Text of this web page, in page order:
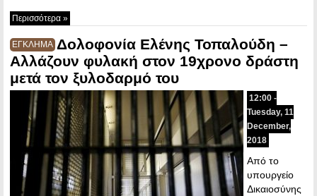
Περισσότερα »
ΕΓΚΛΗΜΑ Δολοφονία Ελένης Τοπαλούδη –
Αλλάζουν φυλακή στον 19χρονο δράστη
μετά τον ξυλοδαρμό του
12:00 -
Tuesday, 11
December,
2018
Από το
υπουργείο
Δικαιοσύνης